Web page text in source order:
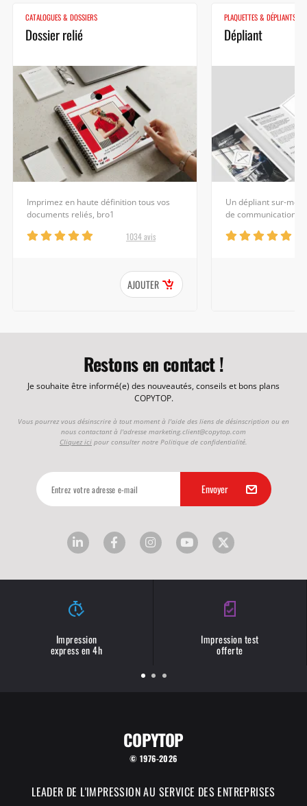
CATALOGUES & DOSSIERS
Dossier relié
Imprimez en haute définition tous vos
documents reliés, bro1
1034 avis
AJOUTER
PLAQUETTES & DÉPLIANTS
Dépliant
Un dépliant sur-
de communication
Restons en contact !
Je souhaite être informé(e) des nouveautés, conseils et bons plans
COPYTOP.
Vous pourrez vous désinscrire à tout moment à l'aide des liens de désinscription ou en
nous contactant à l'adresse marketing.client@copytop.com
Cliquez ici pour consulter notre Politique de confidentialité.
Impression
express en 4h
Impression test
offerte
COPYTOP
© 1976-2026
LEADER DE L'IMPRESSION AU SERVICE DES ENTREPRISES